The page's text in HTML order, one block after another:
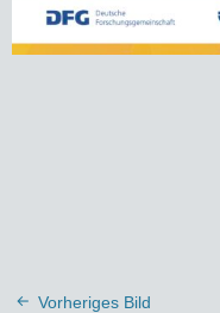
Vorheriges Bild